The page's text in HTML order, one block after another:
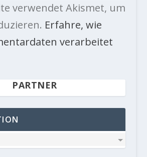
verwendet Akismet, um
Erfahre, wie
verarbeitet
PARTNER